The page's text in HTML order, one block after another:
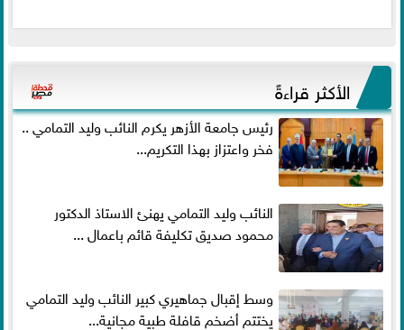
الأكثر قراءةً
رئيس جامعة الأزهر يكرم النائب وليد التمامي ..
فخر واعتزاز بهذا التكريم...
النائب وليد التمامي يهنئ الاستاذ الدكتور
محمود صديق تكليفة قائم باعمال ...
وسط إقبال جماهيري كبير النائب وليد التمامي
يختتم أضخم قافلة طبية مجانية...